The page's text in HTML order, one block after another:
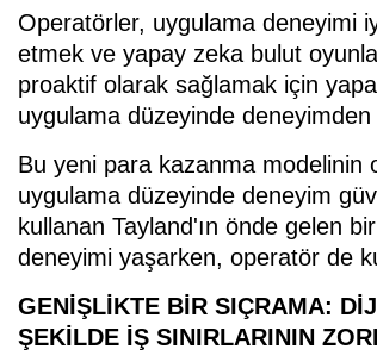
Operatörler, uygulama deneyimi
etmek ve yapay zeka bulut
proaktif olarak sağlamak için
uygulama düzeyinde
Bu yeni para kazanma modelinin
uygulama düzeyinde deneyim
kullanan Tayland'ın önde gelen
deneyimi yaşarken, operatör de
GENİŞLİKTE BİR SIÇRAMA:
ŞEKİLDE İŞ SINIRLARININ